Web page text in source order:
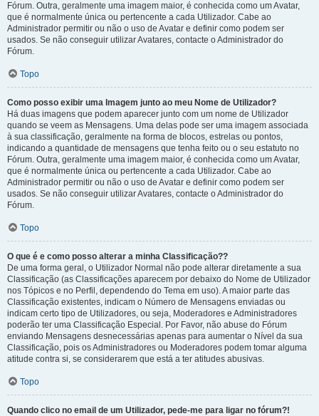
Fórum. Outra, geralmente uma imagem maior, é conhecida como um Avatar,
que é normalmente única ou pertencente a cada Utilizador. Cabe ao
Administrador permitir ou não o uso de Avatar e definir como podem ser
usados. Se não conseguir utilizar Avatares, contacte o Administrador do
Fórum.
Topo
Como posso exibir uma Imagem junto ao meu Nome de Utilizador?
Há duas imagens que podem aparecer junto com um nome de Utilizador
quando se veem as Mensagens. Uma delas pode ser uma imagem associada
à sua classificação, geralmente na forma de blocos, estrelas ou pontos,
indicando a quantidade de mensagens que tenha feito ou o seu estatuto no
Fórum. Outra, geralmente uma imagem maior, é conhecida como um Avatar,
que é normalmente única ou pertencente a cada Utilizador. Cabe ao
Administrador permitir ou não o uso de Avatar e definir como podem ser
usados. Se não conseguir utilizar Avatares, contacte o Administrador do
Fórum.
Topo
O que é e como posso alterar a minha Classificação??
De uma forma geral, o Utilizador Normal não pode alterar diretamente a sua
Classificação (as Classificações aparecem por debaixo do Nome de Utilizador
nos Tópicos e no Perfil, dependendo do Tema em uso). A maior parte das
Classificação existentes, indicam o Número de Mensagens enviadas ou
indicam certo tipo de Utilizadores, ou seja, Moderadores e Administradores
poderão ter uma Classificação Especial. Por Favor, não abuse do Fórum
enviando Mensagens desnecessárias apenas para aumentar o Nível da sua
Classificação, pois os Administradores ou Moderadores podem tomar alguma
atitude contra si, se considerarem que está a ter atitudes abusivas.
Topo
Quando clico no email de um Utilizador, pede-me para ligar no fórum?!